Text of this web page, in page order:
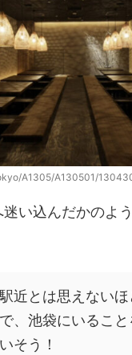
A1305/A130501/
い込んだかのよう
駅近とは思えない
で、池袋にいること
いそう！